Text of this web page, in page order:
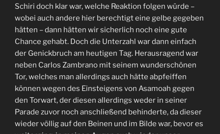
Schiri doch klar war, welche Reaktion folgen würde –
wobei auch andere hier berechtigt eine gelbe gegeben
hätten – dann hätten wir sicherlich noch eine gute
Chance gehabt. Doch die Unterzahl war dann einfach
der Genickbruch am heutigen Tag. Herausragend war
neben Carlos Zambrano mit seinem wunderschönen
Tor, welches man allerdings auch hätte abpfeiffen
können wegen des Einsteigens von Asamoah gegen
den Torwart, der diesen allerdings weder in seiner
Parade zuvor noch anschließend behinderte, da dieser
wieder völlig auf den Beinen und im Bilde war, bevor es